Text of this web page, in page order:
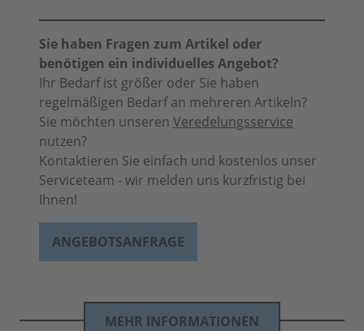
Sie haben Fragen zum Artikel oder
benötigen ein individuelles Angebot?
Ihr Bedarf ist größer oder Sie haben
regelmäßigen Bedarf an mehreren Artikeln?
Sie möchten unseren Veredelungsservice
nutzen?
Kontaktieren Sie einfach und kostenlos unser
Serviceteam - wir melden uns kurzfristig bei
Ihnen!
ANGEBOTSANFRAGE
MEHR INFORMATIONEN